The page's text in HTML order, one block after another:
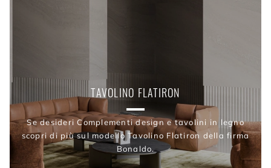
TAVOLINO FLATIRON
Se desideri Complementi design e tavolini in legno
scopri di più sul modello Tavolino Flatiron della firma
Bonaldo.